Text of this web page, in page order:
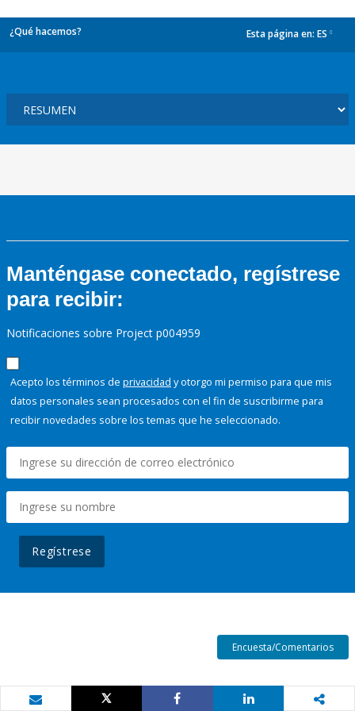
¿Qué hacemos? Esta página en: ES
Manténgase conectado, regístrese
para recibir:
Notificaciones sobre Project p004959
Acepto los términos de privacidad y otorgo mi permiso para que mis
datos personales sean procesados con el fin de suscribirme para
recibir novedades sobre los temas que he seleccionado.
Regístrese
Encuesta/Comentarios